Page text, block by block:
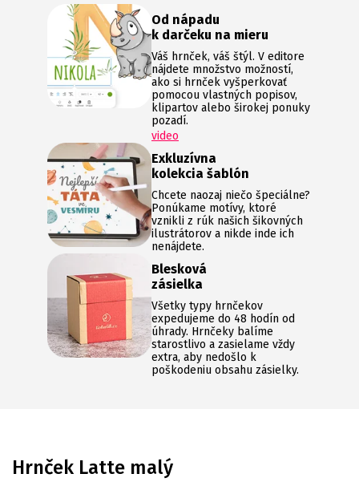
Od nápadu
k darčeku na mieru
Váš hrnček, váš štýl. V editore
nájdete množstvo možností,
ako si hrnček vyšperkovať
pomocou vlastných popisov,
klipartov alebo širokej ponuky
pozadí.
video
Exkluzívna
kolekcia šablón
Chcete naozaj niečo špeciálne?
Ponúkame motívy, ktoré
vznikli z rúk našich šikovných
ilustrátorov a nikde inde ich
nenájdete.
Blesková
zásielka
Všetky typy hrnčekov
expedujeme do 48 hodín od
úhrady. Hrnčeky balíme
starostlivo a zasielame vždy
extra, aby nedošlo k
poškodeniu obsahu zásielky.
Hrnček Latte malý